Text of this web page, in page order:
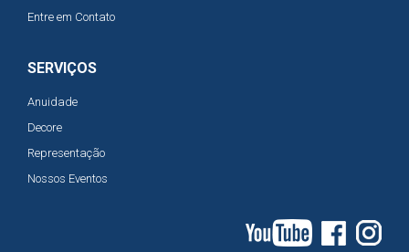
Entre em Contato
SERVIÇOS
Anuidade
Decore
Representação
Nossos Eventos